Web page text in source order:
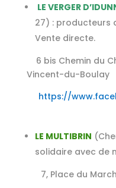
LE VERGER
27) : producteurs
Vente directe.
6 bis Chemin du
Vincent-du-Boulay
https://
LE MULTIBRIN
solidaire avec de
7, Place du